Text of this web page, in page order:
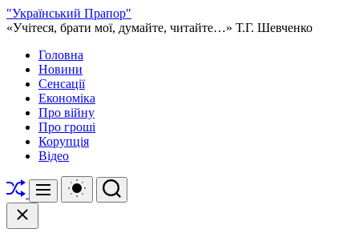
Перейти
до
"Український Прапор"
«Учітеся, брати мої, думайте, читайте…» Т.Г. Шевченко
Головна
Новини
Сенсації
Економіка
Про війну
Про гроші
Корупція
Відео
Перетасувати
Меню
Перемикач
кольорового
Пошук
Закрити